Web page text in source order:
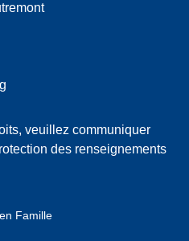
veuillez communiquer
des renseignements
Famille